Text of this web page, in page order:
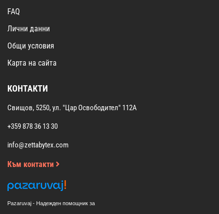
FAQ
Лични данни
Общи условия
Карта на сайта
КОНТАКТИ
Свищов, 5250, ул. "Цар Освободител" 112А
+359 878 36 13 30
info@zettabytex.com
Към контакти
Pazaruvaj - Надежден помощник за